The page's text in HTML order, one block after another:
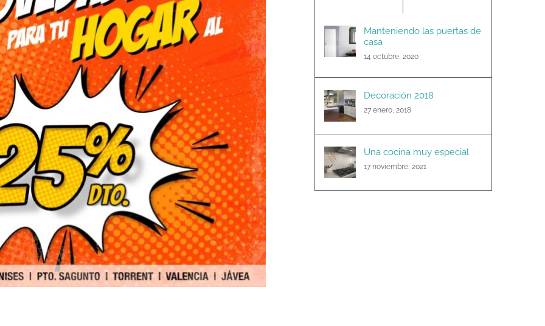
Manteniendo las puertas de
casa
14 octubre, 2020
Decoración 2018
27 enero, 2018
Una cocina muy especial
17 noviembre, 2021